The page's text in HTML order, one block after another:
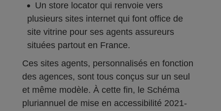
Un store locator qui renvoie vers
plusieurs sites internet qui font office de
site vitrine pour ses agents assureurs
situées partout en France.
Ces sites agents, personnalisés en fonction
des agences, sont tous conçus sur un seul
et même modèle. À cette fin, le Schéma
pluriannuel de mise en accessibilité 2021-